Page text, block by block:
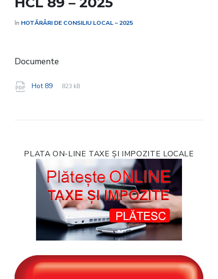
în HOTĂRÂRI DE CONSILIU LOCAL – 2025
Documente
Hot 89
File
pdf
File
823 kB
PLATA ON-LINE TAXE ȘI IMPOZITE LOCALE